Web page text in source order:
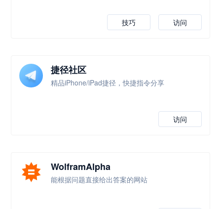
访问
技巧
捷径社区
精品iPhone/iPad捷径，快捷指令分享
访问
WolframAlpha
能根据问题直接给出答案的网站